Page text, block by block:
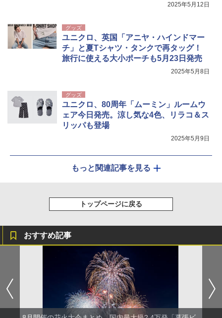
2025年5月12日
グッズ
ユニクロ、英国「アニヤ・ハインドマー
チ」と夏Tシャツ・タンクで再タッグ！
旅行に使える大小ポーチも5月23日発売
2025年5月8日
グッズ
ユニクロ、80周年「ムーミン」ルームウ
ェア今日発売。涼し気な4色、リラコ＆ス
リッパも登場
2025年5月9日
もっと関連記事を見る
トップページに戻る
おすすめ記事